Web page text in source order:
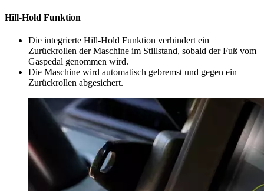
Hill-Hold Funktion
Die integrierte Hill-Hold Funktion verhindert ein
Zurückrollen der Maschine im Stillstand, sobald der Fuß vom
Gaspedal genommen wird.
Die Maschine wird automatisch gebremst und gegen ein
Zurückrollen abgesichert.